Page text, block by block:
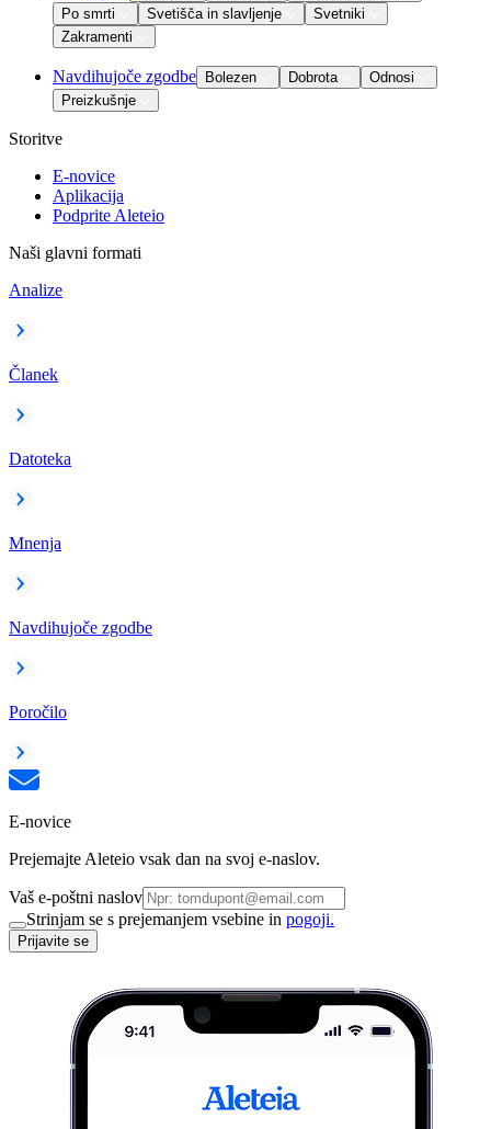
Po smrti
Svetišča in slavljenje
Svetniki
Zakramenti
Navdihujoče zgodbe Bolezen Dobrota
Odnosi
Preizkušnje
Storitve
E-novice
Aplikacija
Podprite Aleteio
Naši glavni formati
Analize
Članek
Datoteka
Mnenja
Navdihujoče zgodbe
Poročilo
E-novice
Prejemajte Aleteio vsak dan na svoj e-naslov.
Vaš e-poštni naslov
Strinjam se s prejemanjem vsebine in pogoji.
Prijavite se